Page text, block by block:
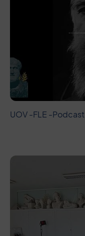
UOV -FLE -